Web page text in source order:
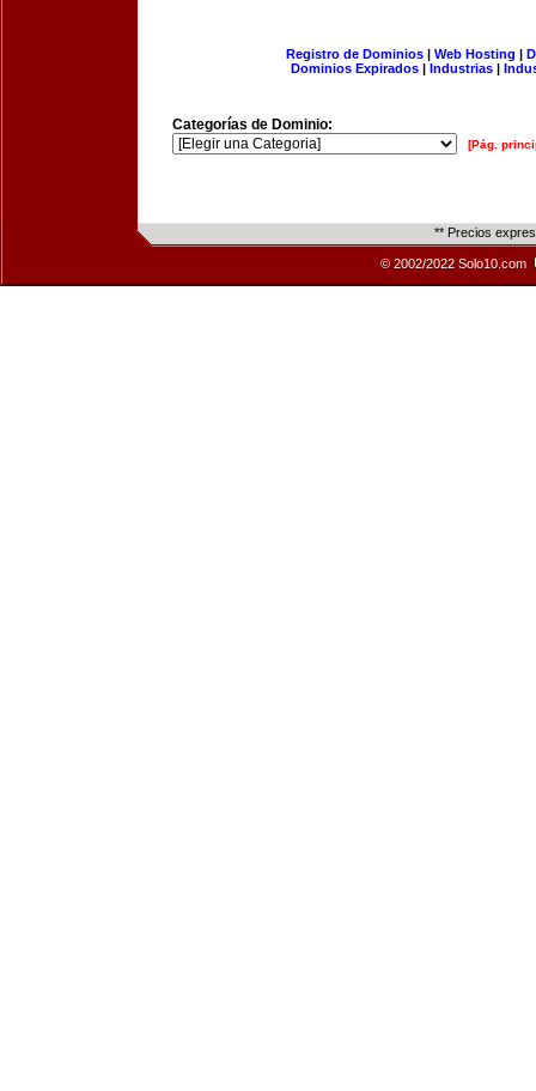
Registro de Dominios| Web Hosting |
Dominios Expirados | Industrias |
Categorías de Dominio:
[Pág.
** Precios
© 2002/2022 Solo10.com